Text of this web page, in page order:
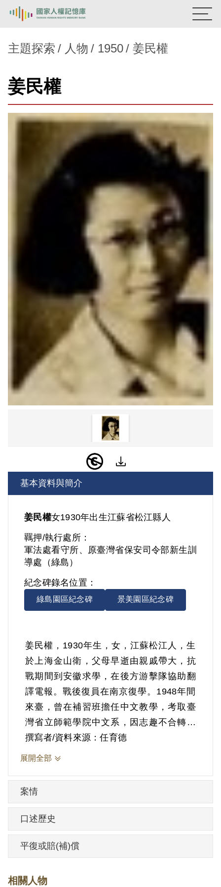
新生訓導處
主題探索
主題探索 人物 1950 姜民權
姜民權
基本資料與簡介
姜民權女1930年出生江蘇省松江縣人
羈押/執行處所：
軍法處看守所、原臺灣省保安司令部新生訓
導處（綠島）
紀念碑錄名位置：
綠島園區紀念碑 景美園區紀念碑
姜民權，1930年生，女，江蘇松江人，生
於上海金山衛，父母早逝由親戚帶大，抗
戰期間到安徽求學，在後方游擊隊協助翻
譯電報。戰後復員在南京復學。1948年間
來臺，曾在補習班擔任中文教學，考取臺
灣省立師範學院中文系，因志趣不合轉至
臺灣大學物理系，為該系戰後招收首位女
性，課餘擔任何應欽女兒何麗珠家教。
時21歲，次年判刑15年。
就讀臺大期間，參與耕耘社，結識臺大歷
史系學生于凱、張慶、路統信等人。據
1999年同案受刑人石小岑受訪時表示，耕
耘社並非評論國事社團，社員聚會不談政
治。據1950年7月21日傅斯年致蔣經國有關
于凱案相關臺大學生函指出，姜民權為
撰寫者/資料來源：任育德
展開全部
案情
口述歷史
平復或賠(補)償
相關人物